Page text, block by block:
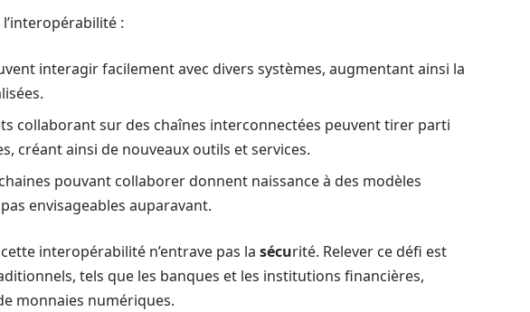
:
interagir facilement avec divers systèmes, augmentant ainsi la
collaborant sur des chaînes interconnectées peuvent tirer parti
créant ainsi de nouveaux outils et services.
pouvant collaborer donnent naissance à des modèles
envisageables auparavant.
interopérabilité n’entrave pas la sécurité. Relever ce défi est
tels que les banques et les institutions financières,
monnaies numériques.